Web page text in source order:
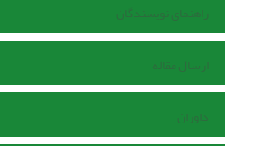
راهنمای نویسندگان
ارسال مقاله
داوران